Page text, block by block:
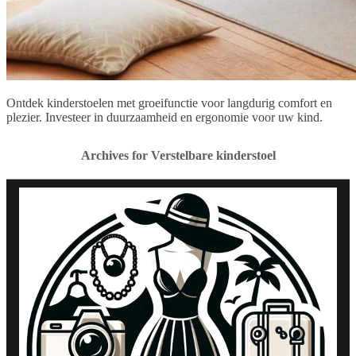
Ontdek kinderstoelen met groeifunctie voor langdurig comfort en
plezier. Investeer in duurzaamheid en ergonomie voor uw kind.
Archives for Verstelbare kinderstoel